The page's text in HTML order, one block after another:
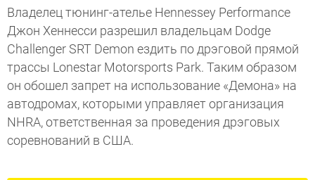
Владелец тюнинг-ателье Hennessey Performance
Джон Хеннесси разрешил владельцам Dodge
Challenger SRT Demon ездить по дрэговой прямой
трассы Lonestar Motorsports Park. Таким образом
он обошел запрет на использование «Демона» на
автодромах, которыми управляет организация
NHRA, ответственная за проведения дрэговых
соревнований в США.